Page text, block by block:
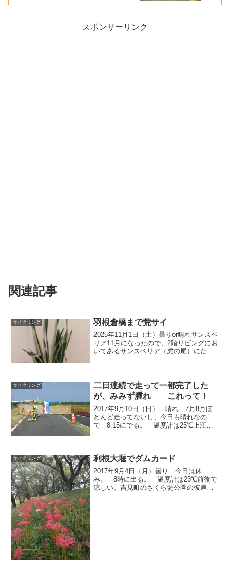
スポンサーリンク
関連記事
サイクリング 羽根倉橋まで荒サイ
2025年11月1日（土）曇りor晴れサンスベ
リア11月になったので、2階リビングにお
いてあるサンスベリア（虎の尾）にたっ
なくなると...
サイクリング
二日連続で走って一都完了した
が、みみず腫れ これって！
2017年9月10日（日） 晴れ 7月8月ほ
とんど走ってないし、今日も晴れなの
で 8:15にでる。 温度計は25℃上江橋
い）と、自転...
サイクリング 利根大堰でダムカード
2017年9月4日（月）曇り 今日は休
み。 8時に出る。 温度計は23℃前後で
涼しい。吉見町のさくら堤公園の彼岸